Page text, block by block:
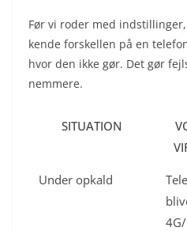
Før vi roder med
kende forskellen på en
hvor den ikke gør. Det gør
nemmere.
SITUATION
Under opkald